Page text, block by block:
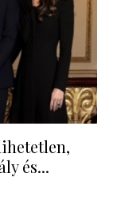
és...